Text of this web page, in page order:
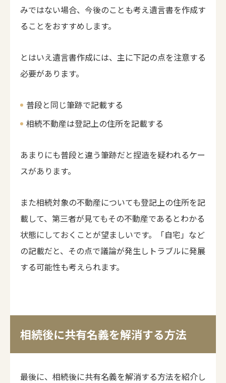
みではない場合、今後のことも考え遺言書を作成す
ることをおすすめします。
とはいえ遺言書作成には、主に下記の点を注意する
必要があります。
普段と同じ筆跡で記載する
相続不動産は登記上の住所を記載する
あまりにも普段と違う筆跡だと捏造を疑われるケー
スがあります。
また相続対象の不動産についても登記上の住所を記
載して、第三者が見てもその不動産であるとわかる
状態にしておくことが望ましいです。「自宅」など
の記載だと、その点で議論が発生しトラブルに発展
する可能性も考えられます。
相続後に共有名義を解消する方法
最後に、相続後に共有名義を解消する方法を紹介し